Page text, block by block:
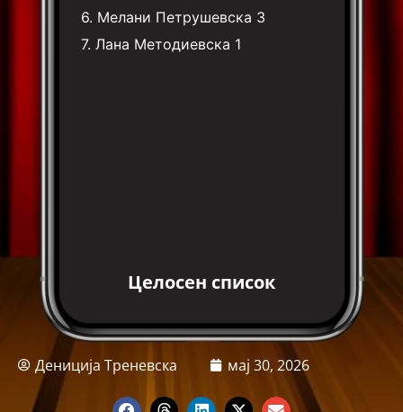
6. Мелани Петрушевска 3
7.Лана Методиевска 1
Целосен список
Дениција Треневска мај 30, 2026